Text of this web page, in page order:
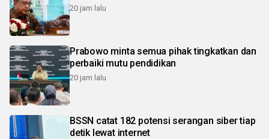
20 jam lalu
Prabowo minta semua pihak tingkatkan dan
perbaiki mutu pendidikan
20 jam lalu
BSSN catat 182 potensi serangan siber tiap
detik lewat internet